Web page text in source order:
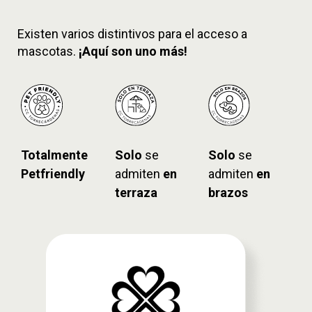
Existen varios distintivos para el acceso a
mascotas. ¡Aquí son uno más!
Totalmente
Petfriendly
Solo se
admiten en
terraza
Solo se
admiten en
brazos